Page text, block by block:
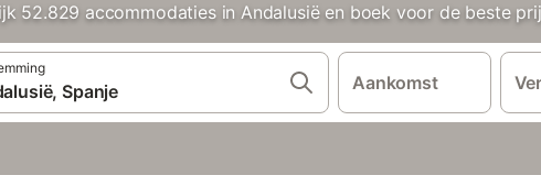
52.829 accommodaties in Andalusië en boek voor de beste
Aankomst